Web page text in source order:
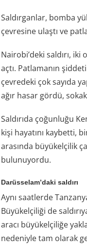
Saldırganlar, bomba
çevresine ulaştı ve
Nairobi’deki saldırı, iki
açtı. Patlamanın
çevredeki çok sayıda
ağır hasar gördü,
Saldırıda çoğunluğu
kişi hayatını kaybetti,
arasında büyükelçilik
bulunuyordu.
Darüsselam’daki saldırı
Aynı saatlerde
Büyükelçiliği de
aracı büyükelçiliğe
nedeniyle tam olarak